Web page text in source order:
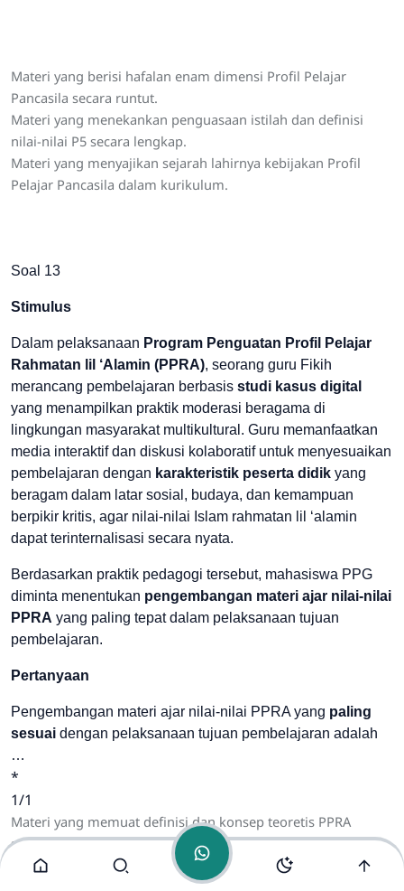
SMK Darussalam
Materi yang berisi hafalan enam dimensi Profil Pelajar
Pancasila secara runtut.
Materi yang menekankan penguasaan istilah dan definisi
nilai-nilai P5 secara lengkap.
Materi yang menyajikan sejarah lahirnya kebijakan Profil
Pelajar Pancasila dalam kurikulum.
Soal 13
Stimulus
Dalam pelaksanaan Program Penguatan Profil Pelajar
Rahmatan lil ‘Alamin (PPRA), seorang guru Fikih
merancang pembelajaran berbasis studi kasus digital
yang menampilkan praktik moderasi beragama di
lingkungan masyarakat multikultural. Guru memanfaatkan
media interaktif dan diskusi kolaboratif untuk menyesuaikan
pembelajaran dengan karakteristik peserta didik yang
beragam dalam latar sosial, budaya, dan kemampuan
berpikir kritis, agar nilai-nilai Islam rahmatan lil ‘alamin
dapat terinternalisasi secara nyata.
Berdasarkan praktik pedagogi tersebut, mahasiswa PPG
diminta menentukan pengembangan materi ajar nilai-nilai
PPRA yang paling tepat dalam pelaksanaan tujuan
pembelajaran.
Pertanyaan
Pengembangan materi ajar nilai-nilai PPRA yang paling
sesuai dengan pelaksanaan tujuan pembelajaran adalah
…
*
1/1
Materi yang memuat definisi dan konsep teoretis PPRA
secara sistematis.
Materi yang mengaitkan nilai moderasi, toleransi, dan
keadilan Islam melalui studi kasus kontekstual sesuai